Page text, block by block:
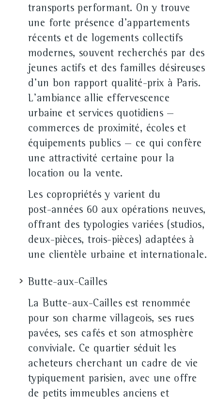
transports performant. On y trouve
une forte présence d'appartements
récents et de logements collectifs
modernes, souvent recherchés par des
jeunes actifs et des familles désireuses
d'un bon rapport qualité-prix à Paris.
L'ambiance allie effervescence
urbaine et services quotidiens —
commerces de proximité, écoles et
équipements publics — ce qui confère
une attractivité certaine pour la
location ou la vente.
Les copropriétés y varient du
post‑années 60 aux opérations neuves,
offrant des typologies variées (studios,
deux‑pièces, trois‑pièces) adaptées à
une clientèle urbaine et internationale.
Butte-aux-Cailles
La Butte‑aux‑Cailles est renommée
pour son charme villageois, ses rues
pavées, ses cafés et son atmosphère
conviviale. Ce quartier séduit les
acheteurs cherchant un cadre de vie
typiquement parisien, avec une offre
de petits immeubles anciens et